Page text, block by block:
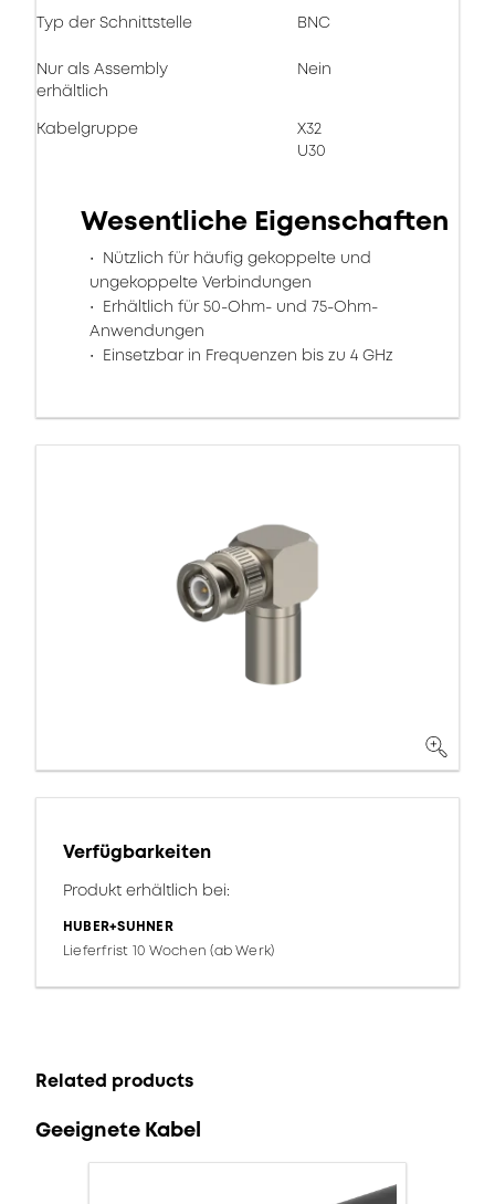
Typ der Schnittstelle BNC
Nur als Assembly
erhältlich
Nein
Kabelgruppe
X32
U30
Wesentliche Eigenschaften
Nützlich für häufig gekoppelte und
ungekoppelte Verbindungen
Erhältlich für 50-Ohm- und 75-Ohm-
Anwendungen
Einsetzbar in Frequenzen bis zu 4 GHz
Verfügbarkeiten
Produkt erhältlich bei:
HUBER+SUHNER
Lieferfrist 10 Wochen (ab Werk)
Related products
Geeignete Kabel